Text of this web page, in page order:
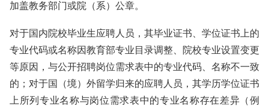
加盖教务部门或院（系）公章。
对于国内院校毕业生应聘人员，其毕业证书、学位证书上的
专业代码或名称因教育部专业目录调整、院校专业设置变更
等原因，与公开招聘岗位需求表中的专业代码、名称不一致
的；对于国（境）外留学归来的应聘人员，其学历学位证书
上所列专业名称与岗位需求表中的专业名称存在差异（例